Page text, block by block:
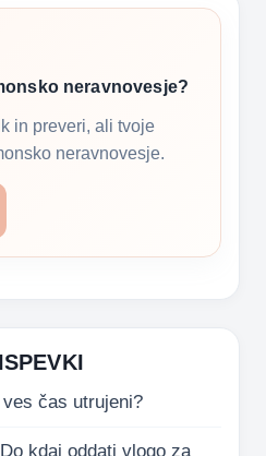
neravnovesje?
in preveri, ali tvoje
neravnovesje.
čas utrujeni?
kdaj oddati vlogo za